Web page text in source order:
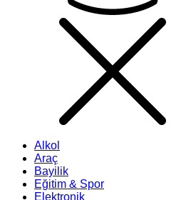
Alkol
Araç
Bayilik
Eğitim & Spor
Elektronik